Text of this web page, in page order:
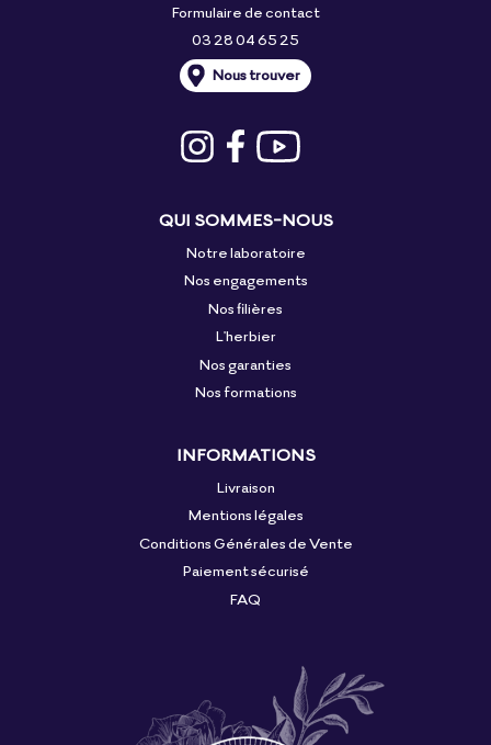
Formulaire de contact
03 28 04 65 25
Nous trouver
QUI SOMMES-NOUS
Notre laboratoire
Nos engagements
Nos filières
L'herbier
Nos garanties
Nos formations
INFORMATIONS
Livraison
Mentions légales
Conditions Générales de Vente
Paiement sécurisé
FAQ